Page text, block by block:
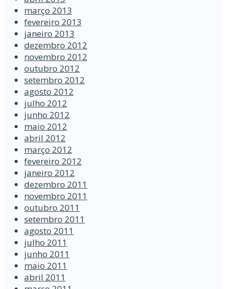
março 2013
fevereiro 2013
janeiro 2013
dezembro 2012
novembro 2012
outubro 2012
setembro 2012
agosto 2012
julho 2012
junho 2012
maio 2012
abril 2012
março 2012
fevereiro 2012
janeiro 2012
dezembro 2011
novembro 2011
outubro 2011
setembro 2011
agosto 2011
julho 2011
junho 2011
maio 2011
abril 2011